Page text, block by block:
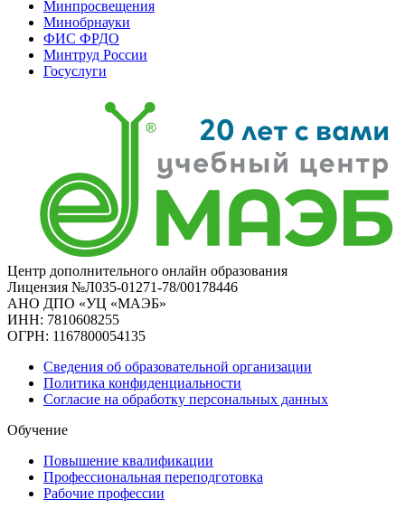
Минпросвещения
Минобрнауки
ФИС ФРДО
Минтруд России
Госуслуги
Центр дополнительного онлайн образования
Лицензия №Л035-01271-78/00178446
АНО ДПО «УЦ «МАЭБ»
ИНН: 7810608255
ОГРН: 1167800054135
Сведения об образовательной организации
Политика конфиденциальности
Согласие на обработку персональных данных
Обучение
Повышение квалификации
Профессиональная переподготовка
Рабочие профессии